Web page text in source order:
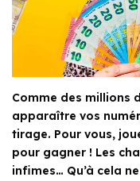
Comme des millions
apparaître vos
tirage. Pour vous,
pour gagner ! Les
infimes… Qu’à cela